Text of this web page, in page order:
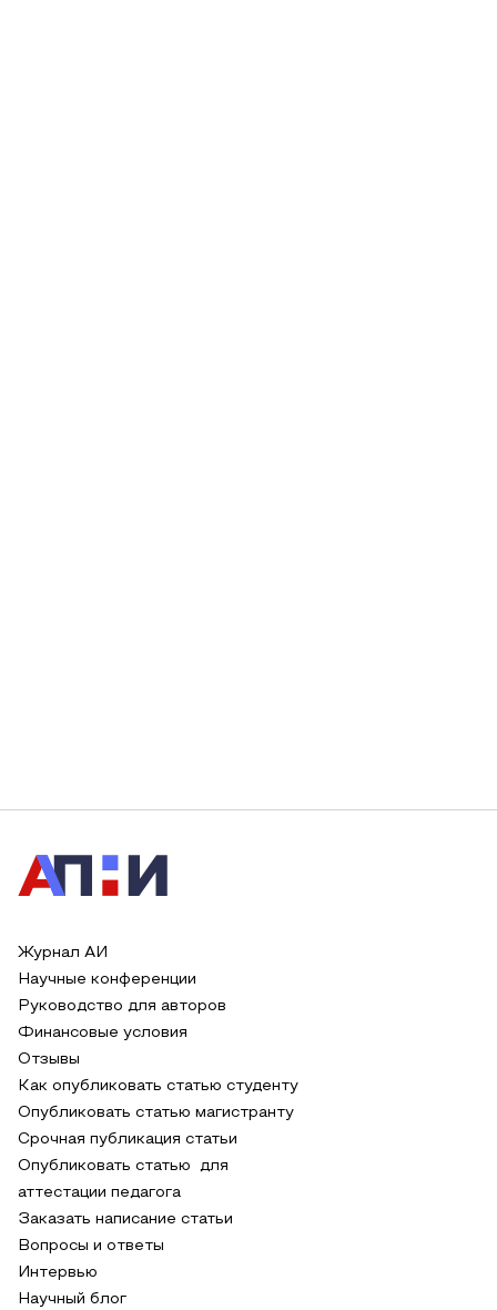
Журнал АИ
Научные конференции
Руководство для авторов
Финансовые условия
Отзывы
Как опубликовать статью студенту
Опубликовать статью магистранту
Срочная публикация статьи
Опубликовать статью для
аттестации педагога
Заказать написание статьи
Вопросы и ответы
Интервью
Научный блог